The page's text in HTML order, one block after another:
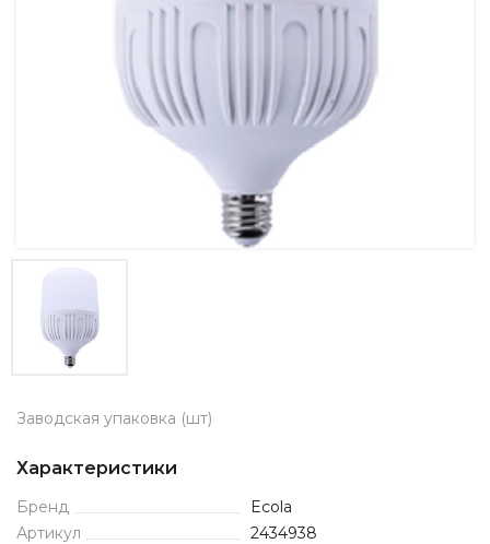
Заводская упаковка (шт)
Характеристики
Бренд
Ecola
Артикул
2434938